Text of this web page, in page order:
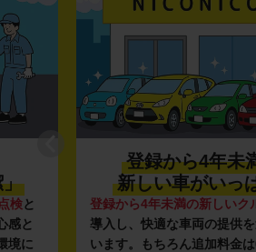
」
検と
感と
境に
登録から4年未
新しい車がいっ
登録から4年未満の新しいク
導入し、快適な車両の提供
います。もちろん追加料金は